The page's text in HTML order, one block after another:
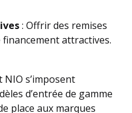
: Offrir des remises
attractives.
NIO s’imposent
d’entrée de gamme
place aux marques